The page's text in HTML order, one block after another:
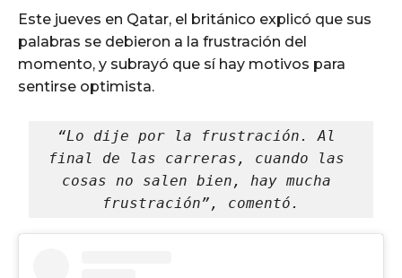
Este jueves en Qatar, el británico explicó que sus
palabras se debieron a la frustración del
momento, y subrayó que sí hay motivos para
sentirse optimista.
“Lo dije por la frustración. Al
final de las carreras, cuando las
cosas no salen bien, hay mucha
frustración”, comentó.